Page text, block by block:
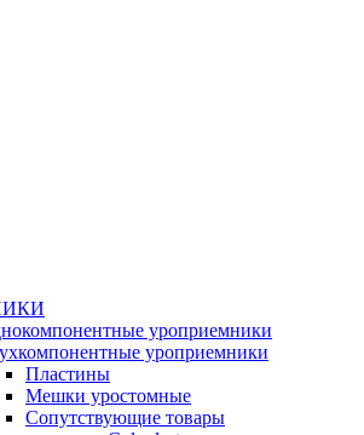
уроприемники
уроприемники
Пластины
Мешки уростомные
Сопутствующие товары